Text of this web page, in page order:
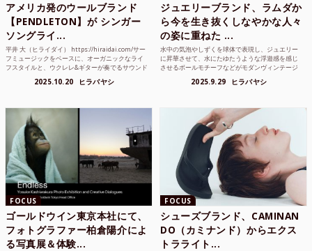
アメリカ発のウールブランド
【PENDLETON】が シンガー
ソングライ...
平井 大（ヒライダイ） https://hiraidai.com/サー
フミュージックをベースに、オーガニックなライ
フスタイルと、ウクレレ&ギターが奏でるサウンド
2025.10.20 ヒラバヤシ
ジュエリーブランド、ラムダか
ら今を生き抜くしなやかな人々
の姿に重ねた ...
水中の気泡やしずくを球体で表現し、ジュエリー
に昇華させて、水にたゆたうような浮遊感を感じ
させるボールモチーフなどがモダンヴィンテージ
レクションを202...
2025.9.29 ヒラバヤシ
FOCUS
ゴールドウイン東京本社にて、
フォトグラファー柏倉陽介によ
る写真展＆体験...
FOCUS
シューズブランド、CAMINAN
DO（カミナンド）からエクス
トラライト...